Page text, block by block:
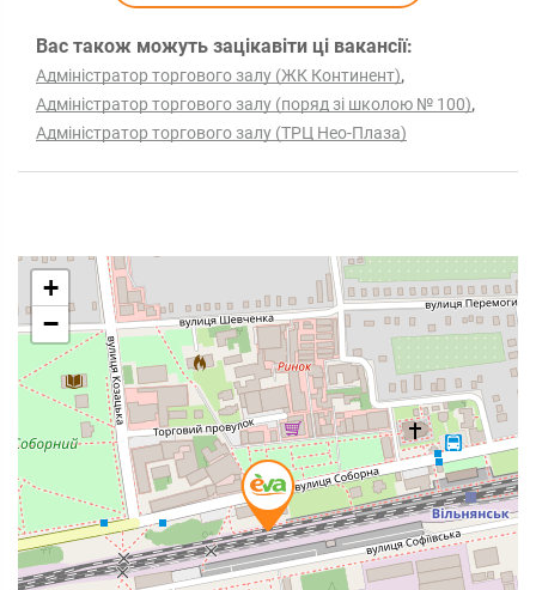
Вас також можуть зацікавіти ці вакансії:
Адміністратор торгового залу (ЖК Континент),
Адміністратор торгового залу (поряд зі школою № 100),
Адміністратор торгового залу (ТРЦ Нео-Плаза)
+
−